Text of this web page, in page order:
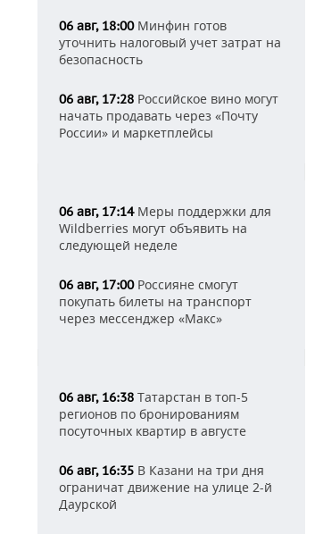
06 авг, 18:00Минфин готов
уточнить налоговый учет затрат на
безопасность
06 авг, 17:28 Российское вино могут
начать продавать через «Почту
России» и маркетплейсы
06 авг, 17:14Меры поддержки для
Wildberries могут объявить на
следующей неделе
06 авг, 17:00Россияне смогут
покупать билеты на транспорт
через мессенджер «Макс»
06 авг, 16:38 Татарстан в топ-5
регионов по бронированиям
посуточных квартир в августе
06 авг, 16:35 В Казани на три дня
ограничат движение на улице 2-й
Даурской